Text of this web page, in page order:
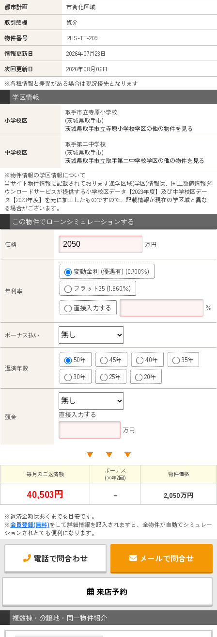
都市計画
市街化区域
取引態様
媒介
物件番号
RHS-TT-209
情報更新日
2026年07月23日
次回更新日
2026年08月06日
※各種情報と差異がある場合は現況優先となります
学区情報
小学校区
取手市立寺原小学校
(茨城県取手市)
茨城県取手市立寺原小学校学区の他の物件を見る
中学校区
取手第二中学校
(茨城県取手市)
茨城県取手市立取手第二中学校学区の他の物件を見る
※物件情報の学区情報について
当サイト物件情報に記載されております通学区域(学区)情報は、国土数値情報ダ
ウンロードサービスが提供する小学校区データ【2023年度】及び中学校区デー
タ【2023年度】を元に加工したものですので、記載情報が現在の学区域と異な
る場合がございます。
この物件でローンシミュレーションする
価格 万円
年利率
変動金利 (優遇有) (0.700％)
フラット35 (1.860％)
直接入力する ％
ボーナス払い
返済年数
50年 45年 40年
35年
30年
25年 20年
頭金
直接入力する
万円
毎月のご返済額
ボーナス
(×年2回)
物件価格
40,503円 － 2,050万円
※返済金額はあくまでも目安です。
※会員登録(無料)をして詳細情報を記入されますと、全物件が自動でシミュレー
ションされとても便利になります。
電話で問合わせ メールで問合せ
来店予約
複数棟・分譲地・同一物件紹介